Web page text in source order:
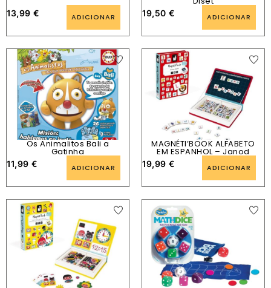
13,99 € ADICIONAR 19,50 € ADICIONAR
Os Animalitos Bali a
Gatinha
11,99 € ADICIONAR
MAGNÉTI’BOOK ALFABETO
EM ESPANHOL – Janod
19,99 € ADICIONAR